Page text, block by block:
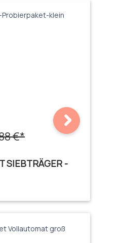
€*
SIEBTRÄGER -
von 0 von 5 Sternen